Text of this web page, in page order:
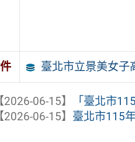
臺北市立景美女子
【2026-06-15】
「臺北市
【2026-06-15】 臺北市115